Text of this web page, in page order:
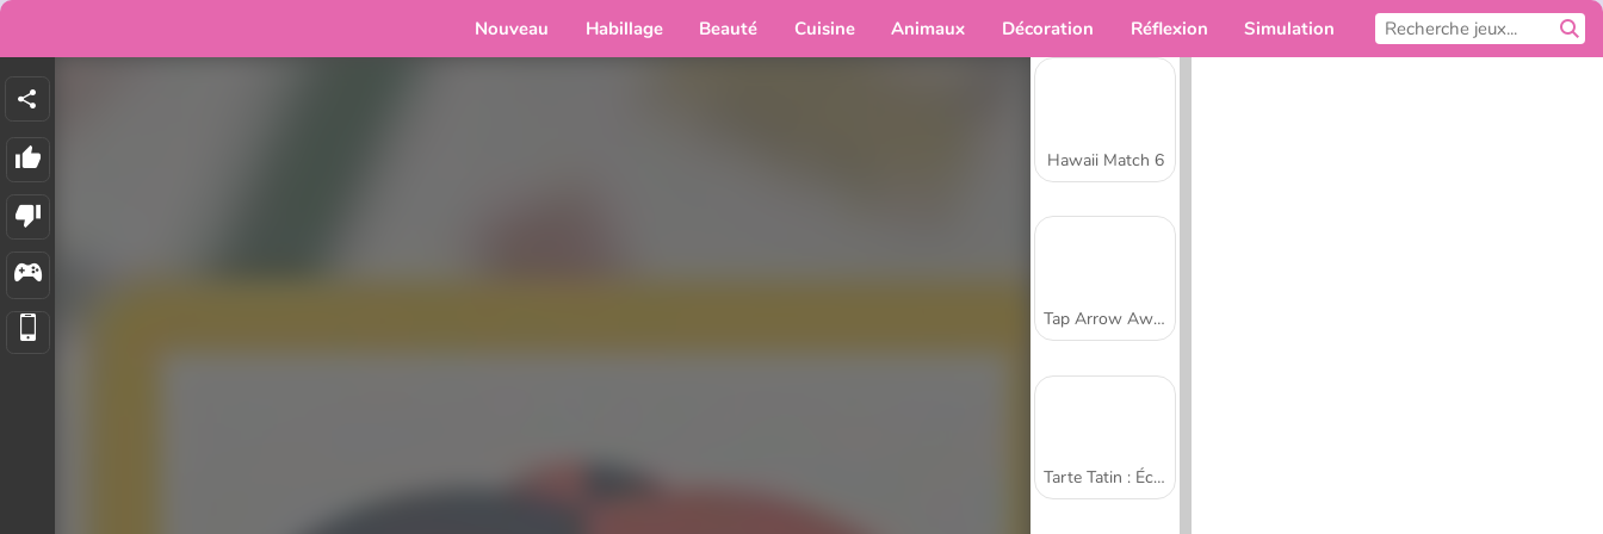
Nouveau Habillage Beauté Cuisine Animaux Décoration Réflexion Simulation
Hawaii Match 6
Tap Arrow Away
Tarte Tatin : École de cuisine de Sara